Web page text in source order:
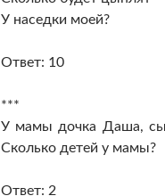
У наседки моей?
Ответ: 10
***
У мамы дочка Даша,
Сколько детей у мамы?
Ответ: 2